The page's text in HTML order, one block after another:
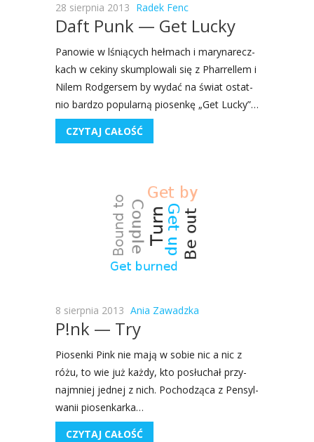
28 sierpnia 2013 Radek Fenc
Daft Punk — Get Lucky
Pano­wie w lśnią­cych heł­mach i mary­na­recz­
kach w ceki­ny skum­plo­wa­li się z Phar­rel­lem i
Nilem Rod­ger­sem by wydać na świat ostat­
nio bar­dzo popu­lar­ną pio­sen­kę „Get Luc­ky”…
CZYTAJ CAŁOŚĆ
8 sierpnia 2013 Ania Zawadzka
P!nk — Try
Pio­sen­ki Pink nie mają w sobie nic a nic z
różu, to wie już każ­dy, kto posłu­chał przy­
naj­mniej jed­nej z nich. Pocho­dzą­ca z Pen­syl­
wa­nii pio­sen­kar­ka…
CZYTAJ CAŁOŚĆ